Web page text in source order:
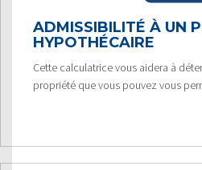
ADMISSIBILITÉ À UN
HYPOTHÉCAIRE
Cette calculatrice vous aidera à
propriété que vous pouvez vous